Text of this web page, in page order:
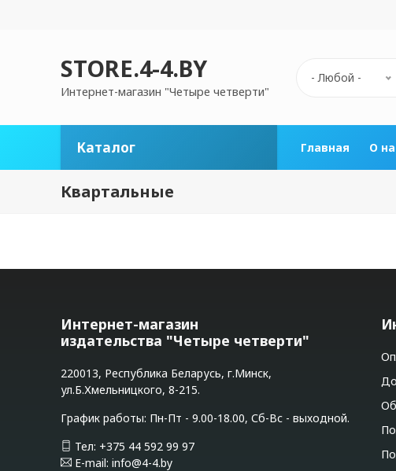
содержаниюSTORE.4-4.BY
Интернет-магазин "Четыре четверти"
- Любой -
Каталог Главная О
Квартальные
Интернет-магазин
издательства "Четыре четверти"
220013, Республика Беларусь, г.Минск,
ул.Б.Хмельницкого, 8-215.
График работы: Пн-Пт - 9.00-18.00, Сб-Вс - выходной.
Тел: +375 44 592 99 97
E-mail: info@4-4.by